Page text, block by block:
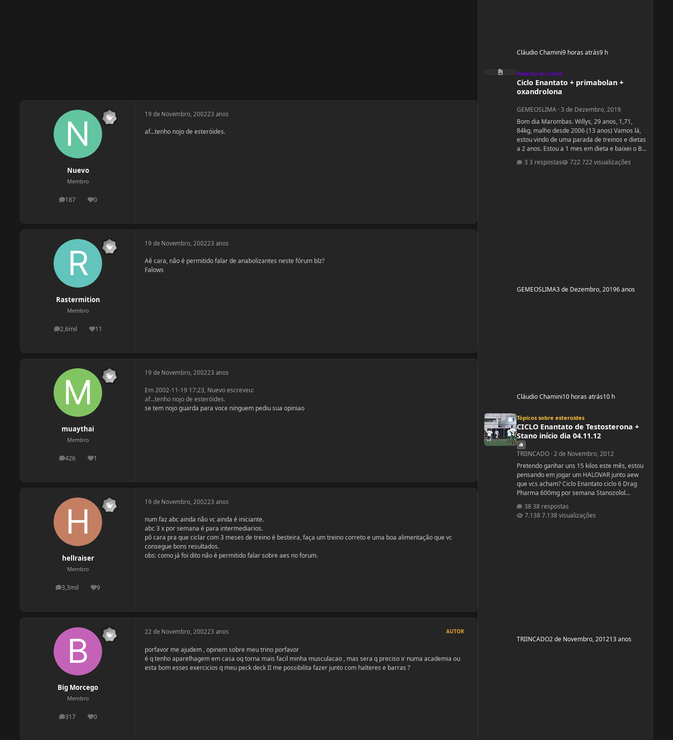
Nuevo
Membro
187
postagens0
Reputação
19 de Novembro, 200223 anos
af...tenho nojo de esteróides.
Rastermition
Membro
2,6mil
postagens11
Reputação
19 de Novembro, 200223 anos
Aê cara, não é permitido falar de anabolizantes neste fórum blz?
Falows
muaythai
Membro
426
postagens1
Reputação
19 de Novembro, 200223 anos
Em 2002-11-19 17:23, Nuevo escreveu:
af...tenho nojo de esteróides.
se tem nojo guarda para voce ninguem pediu sua opiniao
hellraiser
Membro
3,3mil
postagens9
Reputação
19 de Novembro, 200223 anos
num faz abc ainda não vc ainda é iniciante.
abc 3 x por semana é para intermediarios.
pô cara pra que ciclar com 3 meses de treino é besteira, faça um treino correto e uma boa alimentação que vc
consegue bons resultados.
obs: como já foi dito não é permitido falar sobre aes no forum.
Big Morcego
Membro
317
postagens0
Reputação
22 de Novembro, 200223 anos AUTOR
porfavor me ajudem , opinem sobre meu trino porfavor
é q tenho aparelhagem em casa oq torna mais facil minha musculacao , mas sera q preciso ir numa academia ou
esta bom esses exercicios q meu peck deck II me possibilita fazer junto com halteres e barras ?
Cláudio Chamini9 horas atrás9 h
Ciclo Enantato + primabolan + oxandrolona
Relatos de ciclos
Ciclo Enantato + primabolan +
oxandrolona
GEMEOSLIMA·3 de Dezembro, 2019
Bom dia Marombas. Willys, 29 anos, 1,71,
84kg, malho desde 2006 (13 anos) Vamos lá,
estou vindo de uma parada de treinos e dietas
a 2 anos. Estou a 1 mes em dieta e baixei o BF
ano que vem se tudo ocorrer bem até abril.
3 respostas 722 visualizações
GEMEOSLIMA3 de Dezembro, 20196 anos
Cláudio Chamini10 horas atrás10 h
Tópicos sobre esteroides
CICLO Enantato de Testosterona +
Stano início dia 04.11.12
TRIINCADO·2 de Novembro, 2012
Pretendo ganhar uns 15 kilos este mês, estou
pensando em jogar um HALOVAR junto aew
que vcs acham? Ciclo Enantato ciclo 6 Drag
Pharma 600mg por semana Stanozolol
38 respostas
7.138 visualizações
TRIINCADO2 de Novembro, 201213 anos